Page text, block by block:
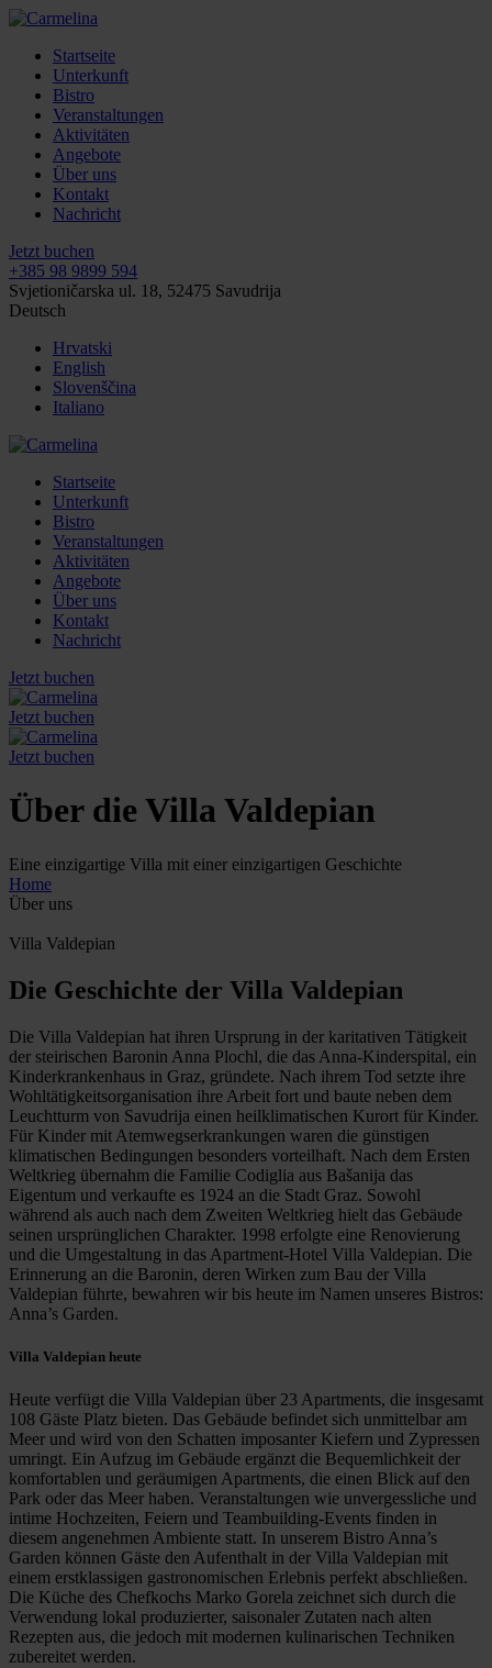
Startseite
Unterkunft
Bistro
Veranstaltungen
Aktivitäten
Angebote
Über uns
Kontakt
Nachricht
Jetzt buchen
+385 98 9899 594
Svjetioničarska ul. 18, 52475 Savudrija
Deutsch
Hrvatski
English
Slovenščina
Italiano
Startseite
Unterkunft
Bistro
Veranstaltungen
Aktivitäten
Angebote
Über uns
Kontakt
Nachricht
Jetzt buchen
Jetzt buchen
Jetzt buchen
Über die Villa Valdepian
Eine einzigartige Villa mit einer einzigartigen Geschichte
Home
Über uns
Villa Valdepian
Die Geschichte der Villa Valdepian
Die Villa Valdepian hat ihren Ursprung in der karitativen Tätigkeit
der steirischen Baronin Anna Plochl, die das Anna-Kinderspital, ein
Kinderkrankenhaus in Graz, gründete. Nach ihrem Tod setzte ihre
Wohltätigkeitsorganisation ihre Arbeit fort und baute neben dem
Leuchtturm von Savudrija einen heilklimatischen Kurort für Kinder.
Für Kinder mit Atemwegserkrankungen waren die günstigen
klimatischen Bedingungen besonders vorteilhaft. Nach dem Ersten
Weltkrieg übernahm die Familie Codiglia aus Bašanija das
Eigentum und verkaufte es 1924 an die Stadt Graz. Sowohl
während als auch nach dem Zweiten Weltkrieg hielt das Gebäude
seinen ursprünglichen Charakter. 1998 erfolgte eine Renovierung
und die Umgestaltung in das Apartment-Hotel Villa Valdepian. Die
Erinnerung an die Baronin, deren Wirken zum Bau der Villa
Valdepian führte, bewahren wir bis heute im Namen unseres Bistros:
Anna’s Garden.
Villa Valdepian heute
Heute verfügt die Villa Valdepian über 23 Apartments, die insgesamt
108 Gäste Platz bieten. Das Gebäude befindet sich unmittelbar am
Meer und wird von den Schatten imposanter Kiefern und Zypressen
umringt. Ein Aufzug im Gebäude ergänzt die Bequemlichkeit der
komfortablen und geräumigen Apartments, die einen Blick auf den
Park oder das Meer haben. Veranstaltungen wie unvergessliche und
intime Hochzeiten, Feiern und Teambuilding-Events finden in
diesem angenehmen Ambiente statt. In unserem Bistro Anna’s
Garden können Gäste den Aufenthalt in der Villa Valdepian mit
einem erstklassigen gastronomischen Erlebnis perfekt abschließen.
Die Küche des Chefkochs Marko Gorela zeichnet sich durch die
Verwendung lokal produzierter, saisonaler Zutaten nach alten
Rezepten aus, die jedoch mit modernen kulinarischen Techniken
zubereitet werden.